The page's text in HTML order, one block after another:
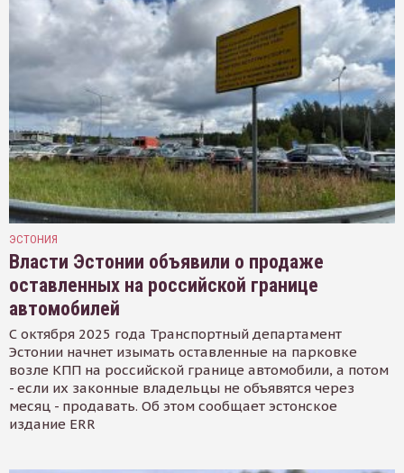
ЭСТОНИЯ
Власти Эстонии объявили о продаже
оставленных на российской границе
автомобилей
С октября 2025 года Транспортный департамент
Эстонии начнет изымать оставленные на парковке
возле КПП на российской границе автомобили, а потом
- если их законные владельцы не объявятся через
месяц - продавать. Об этом сообщает эстонское
издание ERR